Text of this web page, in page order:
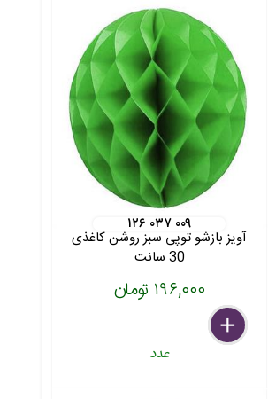
۱۲۶ ۰۳۷ ۰۰۹
آویز بازشو توپی سبز روشن کاغذی
30 سانت
۱۹۶,۰۰۰ تومان
delete
remove
add
عدد